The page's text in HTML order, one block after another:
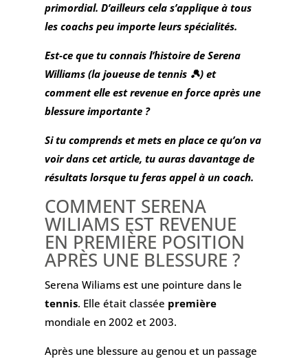
primordial. D’ailleurs cela s’applique à tous
les coachs peu importe leurs spécialités.
Est-ce que tu connais l’histoire de Serena
Williams (la joueuse de tennis 🎾) et
comment elle est revenue en force après une
blessure importante ?
Si tu comprends et mets en place ce qu’on va
voir dans cet article, tu auras davantage de
résultats lorsque tu feras appel à un coach.
COMMENT SERENA
WILIAMS EST REVENUE
EN PREMIÈRE POSITION
APRÈS UNE BLESSURE ?
Serena Wiliams est une pointure dans le
tennis. Elle était classée première
mondiale en 2002 et 2003.
Après une blessure au genou et un passage